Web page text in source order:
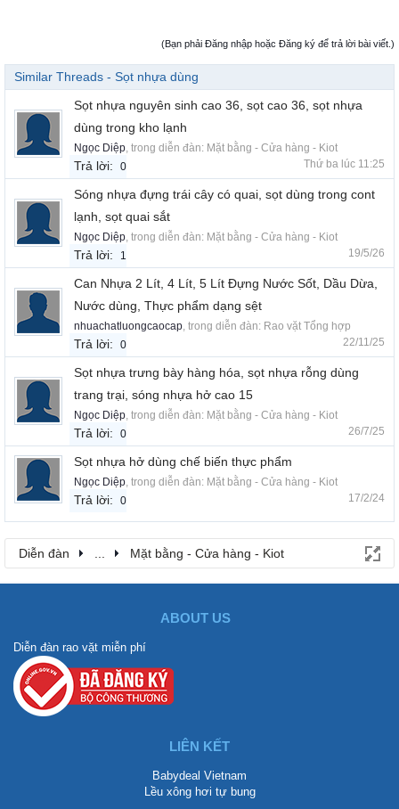
(Bạn phải Đăng nhập hoặc Đăng ký để trả lời bài viết.)
Similar Threads - Sọt nhựa dùng
Sọt nhựa nguyên sinh cao 36, sọt cao 36, sọt nhựa
dùng trong kho lạnh
Ngọc Diệp, trong diễn đàn: Mặt bằng - Cửa hàng - Kiot
Trả lời: 0 Thứ ba lúc 11:25
Sóng nhựa đựng trái cây có quai, sọt dùng trong cont
lạnh, sọt quai sắt
Ngọc Diệp, trong diễn đàn: Mặt bằng - Cửa hàng - Kiot
Trả lời: 1 19/5/26
Can Nhựa 2 Lít, 4 Lít, 5 Lít Đựng Nước Sốt, Dầu Dừa,
Nước dùng, Thực phẩm dạng sệt
nhuachatluongcaocap, trong diễn đàn: Rao vặt Tổng hợp
Trả lời: 0 22/11/25
Sọt nhựa trưng bày hàng hóa, sọt nhựa rỗng dùng
trang trại, sóng nhựa hở cao 15
Ngọc Diệp, trong diễn đàn: Mặt bằng - Cửa hàng - Kiot
Trả lời: 0 26/7/25
Sọt nhựa hở dùng chế biến thực phẩm
Ngọc Diệp, trong diễn đàn: Mặt bằng - Cửa hàng - Kiot
Trả lời: 0 17/2/24
Diễn đàn ... Mặt bằng - Cửa hàng - Kiot
ABOUT US
Diễn đàn rao vặt miễn phí
LIÊN KẾT
Babydeal Vietnam
Lều xông hơi tự bung